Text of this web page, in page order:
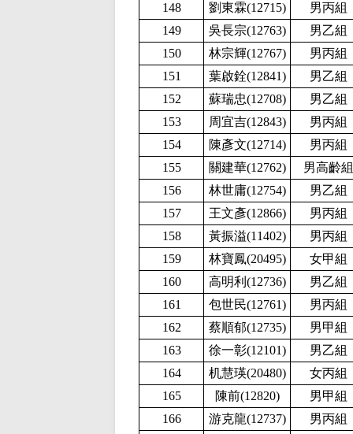
148
劉東霖(12715)
男丙組
149
吳長宗(12763)
男乙組
150
林宗輝(12767)
男丙組
151
葉啟銓(12841)
男乙組
152
蘇瑞忠(12708)
男乙組
153
周宜吉(12843)
男丙組
154
陳彥文(12714)
男丙組
155
關建華(12762)
男高齡組
156
林世庸(12754)
男乙組
157
王文彥(12866)
男丙組
158
黃振溢(11402)
男丙組
159
林寶鳳(20495)
女甲組
160
高明利(12736)
男乙組
161
包世民(12761)
男丙組
162
蔡順郁(12735)
男甲組
163
徐一彰(12101)
男乙組
164
机慧瑛(20480)
女丙組
165
陳前(12820)
男甲組
166
游克龍(12737)
男丙組